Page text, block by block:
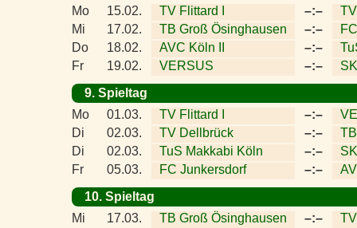
Mo
15.02. TV Flittard I –:–
Mi
17.02. TB Groß Ösinghausen –:–
Do
18.02. AVC Köln II –:–
Fr
19.02. VERSUS –:–
9. Spieltag
Mo
01.03. TV Flittard I –:–
Di
02.03. TV Dellbrück –:–
Di
02.03. TuS Makkabi Köln –:–
Fr
05.03. FC Junkersdorf –:–
10. Spieltag
Mi
17.03. TB Groß Ösinghausen –:–